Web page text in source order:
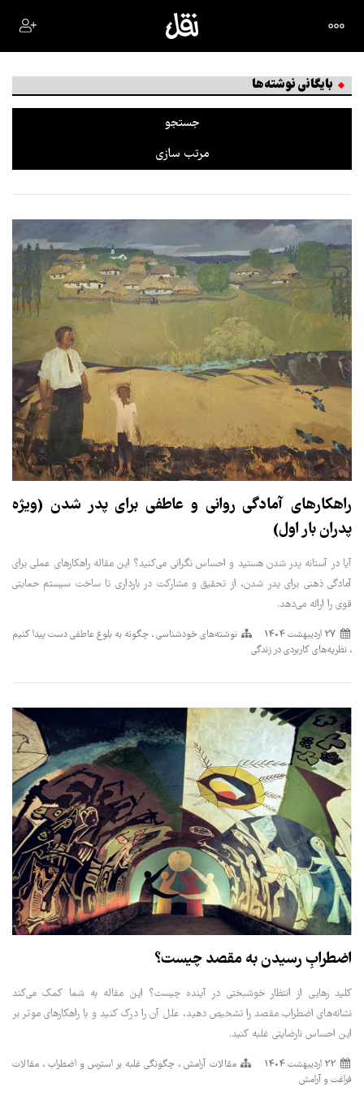
بایگانی نوشته‌ها
جستجو
مرتب سازی
راهکارهای آمادگی روانی و عاطفی برای پدر شدن (ویژه
پدران بار اول)
آیا در آستانه پدر شدن هستید و احساس نگرانی می‌کنید؟ این مقاله راهکارهای عملی برای
آمادگی ذهنی برای پدر شدن، از تحقیق و مشارکت در بارداری تا ساخت سیستم حمایتی
قوی را ارائه می‌دهد.
نوشته‌های خودشناسی چگونه به بلوغ عاطفی دست پیدا کنیم
نظریه‌های کاربردی در زندگی
اضطرابِ رسیدن به مقصد چیست؟
کلید رهایی از انتظار خوشبختی در آینده چیست؟ این مقاله به شما کمک می‌کند
نشانه‌های اضطراب مقصد را تشخیص دهید، علل آن را درک کنید و با راهکارهای موثر بر
این احساس نارضایتی غلبه کنید.
مقالات آرامش چگونگی غلبه بر استرس و اضطراب
مقالات
فراغت و آرامش